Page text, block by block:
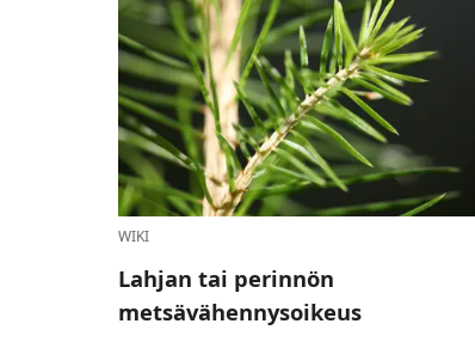
WIKI
Lahjan tai perinnön
metsävähennysoikeus